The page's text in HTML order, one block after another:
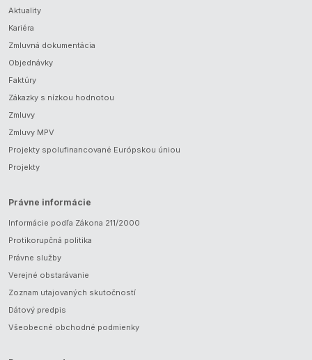
Aktuality
Kariéra
Zmluvná dokumentácia
Objednávky
Faktúry
Zákazky s nízkou hodnotou
Zmluvy
Zmluvy MPV
Projekty spolufinancované Európskou úniou
Projekty
Právne informácie
Informácie podľa Zákona 211/2000
Protikorupčná politika
Právne služby
Verejné obstarávanie
Zoznam utajovaných skutočností
Dátový predpis
Všeobecné obchodné podmienky